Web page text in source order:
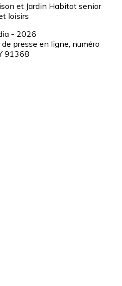
et Jardin Habitat senior
loisirs
- 2026
presse en ligne, numéro
91368